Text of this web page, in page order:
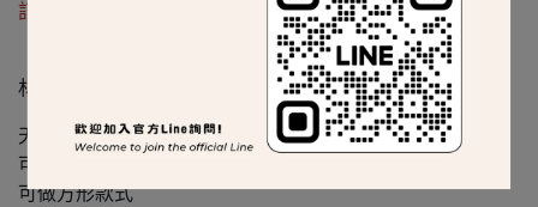
訂製尺寸請洽官方Line
材質
天然大理石
可自行挑選喜愛石材
可做方形款式